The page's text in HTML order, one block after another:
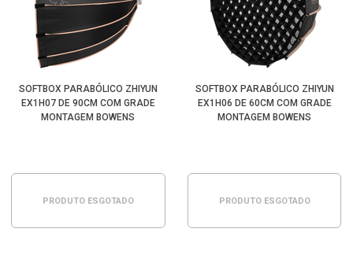
SOFTBOX PARABÓLICO ZHIYUN
EX1H07 DE 90CM COM GRADE
MONTAGEM BOWENS
PRODUTO ESGOTADO
SOFTBOX PARABÓLICO ZHIYUN
EX1H06 DE 60CM COM GRADE
MONTAGEM BOWENS
PRODUTO ESGOTADO